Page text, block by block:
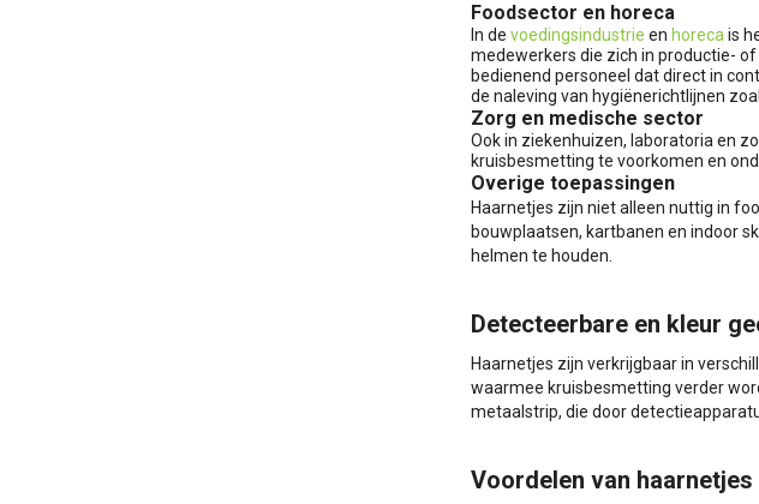
Foodsector en horeca
In de voedingsindustrie en horecais
medewerkers die zich in productie-
bedienend personeel dat direct in
de naleving van hygiënerichtlijnen
Zorg en medische sector
Ook in ziekenhuizen, laboratoria en
kruisbesmetting te voorkomen en
Overige toepassingen
Haarnetjes zijn niet alleen nuttig in
bouwplaatsen, kartbanen en indoor
helmen te houden.
Detecteerbare en kleur
Haarnetjes zijn verkrijgbaar in
waarmee kruisbesmetting verder
metaalstrip, die door
Voordelen van haarnetjes